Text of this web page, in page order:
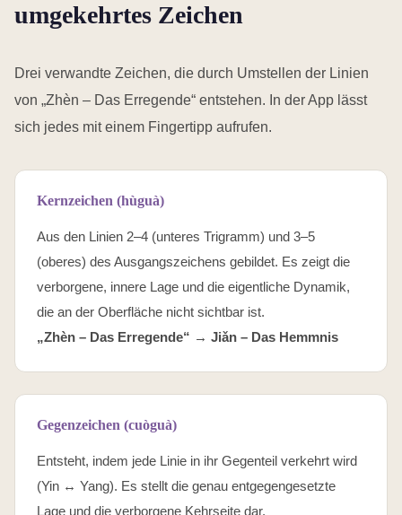
umgekehrtes Zeichen
Drei verwandte Zeichen, die durch Umstellen der Linien
von „Zhèn – Das Erregende“ entstehen. In der App lässt
sich jedes mit einem Fingertipp aufrufen.
Kernzeichen (hùguà)
Aus den Linien 2–4 (unteres Trigramm) und 3–5
(oberes) des Ausgangszeichens gebildet. Es zeigt die
verborgene, innere Lage und die eigentliche Dynamik,
die an der Oberfläche nicht sichtbar ist.
„Zhèn – Das Erregende“ → Jiǎn – Das Hemmnis
Gegenzeichen (cuòguà)
Entsteht, indem jede Linie in ihr Gegenteil verkehrt wird
(Yin ↔ Yang). Es stellt die genau entgegengesetzte
Lage und die verborgene Kehrseite dar.